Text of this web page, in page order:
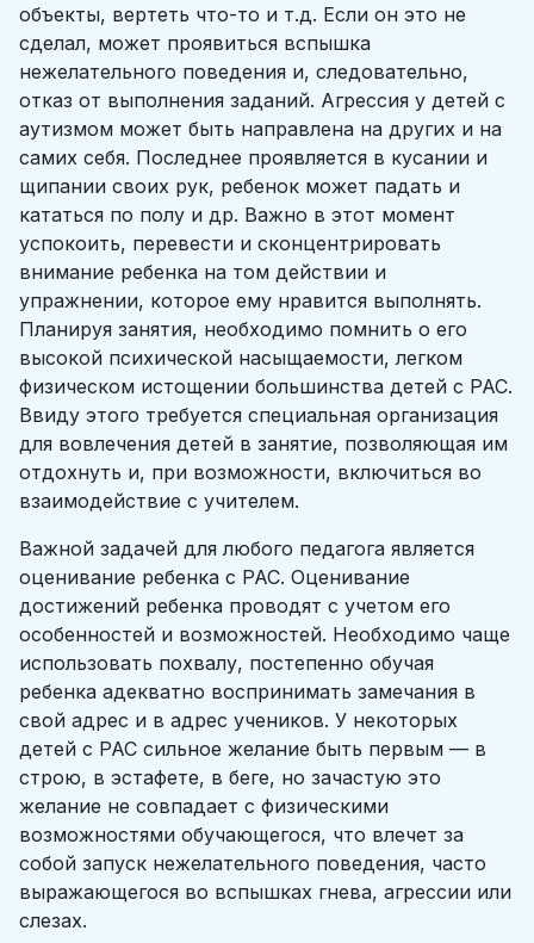
объекты, вертеть что-то и т.д. Если он это не
сделал, может проявиться вспышка
нежелательного поведения и, следовательно,
отказ от выполнения заданий. Агрессия у детей с
аутизмом может быть направлена на других и на
самих себя. Последнее проявляется в кусании и
щипании своих рук, ребенок может падать и
кататься по полу и др. Важно в этот момент
успокоить, перевести и сконцентрировать
внимание ребенка на том действии и
упражнении, которое ему нравится выполнять.
Планируя занятия, необходимо помнить о его
высокой психической насыщаемости, легком
физическом истощении большинства детей с РАС.
Ввиду этого требуется специальная организация
для вовлечения детей в занятие, позволяющая им
отдохнуть и, при возможности, включиться во
взаимодействие с учителем.
Важной задачей для любого педагога является
оценивание ребенка с РАС. Оценивание
достижений ребенка проводят с учетом его
особенностей и возможностей. Необходимо чаще
использовать похвалу, постепенно обучая
ребенка адекватно воспринимать замечания в
свой адрес и в адрес учеников. У некоторых
детей с РАС сильное желание быть первым — в
строю, в эстафете, в беге, но зачастую это
желание не совпадает с физическими
возможностями обучающегося, что влечет за
собой запуск нежелательного поведения, часто
выражающегося во вспышках гнева, агрессии или
слезах.